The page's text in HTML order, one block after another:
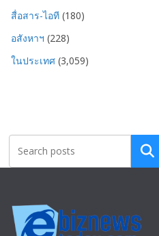
สื่อสาร-ไอที (180)
อสังหาฯ (228)
ในประเทศ (3,059)
Search